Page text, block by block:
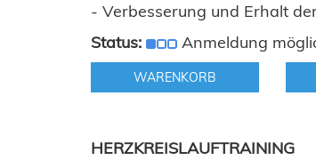
- Verbesserung und Erhalt
Status:
Anmeldung
WARENKORB
HERZKREISLAUFTRAINING